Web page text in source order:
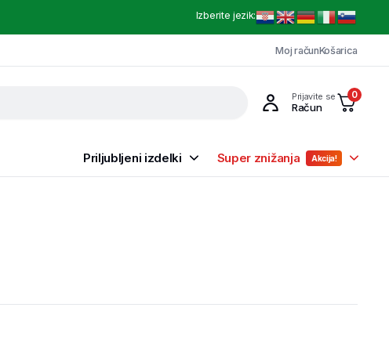
Izberite jezik:
Moj računKošarica
Prijavite se
Račun
0
Priljubljeni izdelki Super znižanja Akcija!